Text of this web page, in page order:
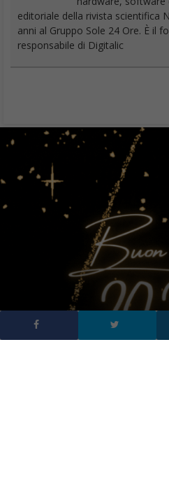
editoriale della rivista scientifica
anni al Gruppo Sole 24 Ore. È il
responsabile di Digitalic
Buon Anno